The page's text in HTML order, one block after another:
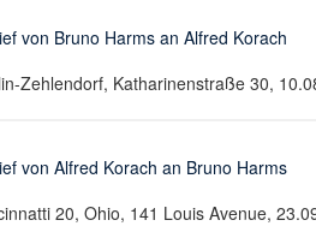
von Bruno Harms an Alfred Korach
Zehlendorf, Katharinenstraße 30,
von Alfred Korach an Bruno Harms
20, Ohio, 141 Louis Avenue,